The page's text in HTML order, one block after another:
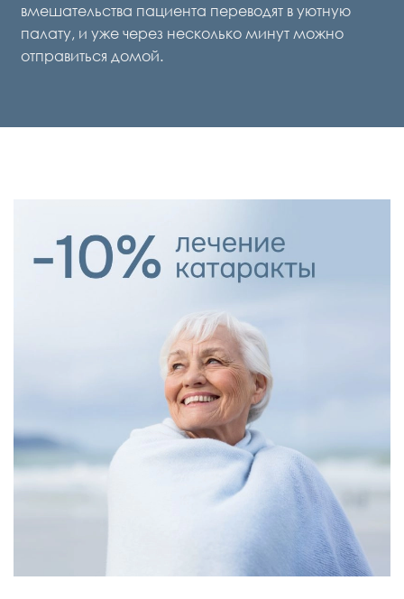
вмешательства пациента переводят в уютную
палату, и уже через несколько минут можно
отправиться домой.